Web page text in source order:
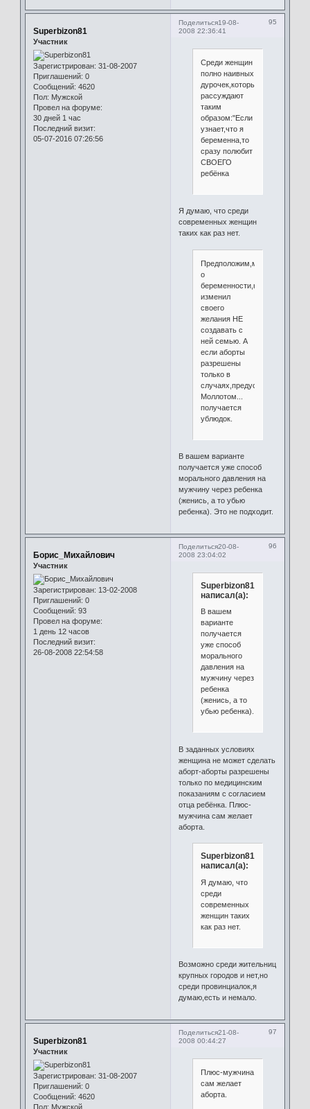
Поделиться 95
19-08-
2008 22:36:41
Superbizon81
Участник
Зарегистрирован: 31-08-2007
Приглашений: 0
Сообщений: 4620
Пол: Мужской
Провел на форуме:
30 дней 1 час
Последний визит:
05-07-2016 07:26:56
Среди женщин
полно наивных
дурочек,которые
рассуждают
таким
образом:"Если
узнает,что я
беременна,то
сразу полюбит
СВОЕГО
ребёнка
Я думаю, что среди
современных женщин
таких как раз нет.
Предположим,мужчина,узнав
о
беременности,не
изменил
своего
желания НЕ
создавать с
ней семью. А
если аборты
разрешены
только в
случаях,предусмотренных
Моллотом...
получается
ублюдок.
В вашем варианте
получается уже способ
морального давления на
мужчину через ребенка
(женись, а то убью
ребенка). Это не подходит.
Поделиться 96
20-08-
2008 23:04:02
Борис_Михайлович
Участник
Зарегистрирован: 13-02-2008
Приглашений: 0
Сообщений: 93
Провел на форуме:
1 день 12 часов
Последний визит:
26-08-2008 22:54:58
Superbizon81
написал(а):
В вашем
варианте
получается
уже способ
морального
давления на
мужчину через
ребенка
(женись, а то
убью ребенка).
В заданных условиях
женщина не может сделать
аборт-аборты разрешены
только по медицинским
показаниям с согласием
отца ребёнка. Плюс-
мужчина сам желает
аборта.
Superbizon81
написал(а):
Я думаю, что
среди
современных
женщин таких
как раз нет.
Возможно среди жительниц
крупных городов и нет,но
среди провинциалок,я
думаю,есть и немало.
Поделиться 97
21-08-
2008 00:44:27
Superbizon81
Участник
Зарегистрирован: 31-08-2007
Приглашений: 0
Сообщений: 4620
Пол: Мужской
Плюс-мужчина
сам желает
аборта.